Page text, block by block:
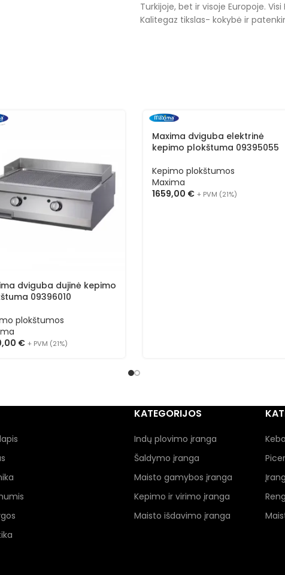
Turkijoje, bet ir visoje Europoje.
Kalitegaz tikslas- kokybė ir
dviguba dujinė kepimo
09396010
plokštumos
€ + PVM (21%)
Maxima dviguba elektrinė
kepimo plokštuma 09395055
Kepimo plokštumos
Maxima
1659,00 € + PVM (21%)
KATEGORIJOS
Indų plovimo įranga
Šaldymo įranga
Maisto gamybos įranga
Kepimo ir virimo įranga
Maisto išdavimo įranga